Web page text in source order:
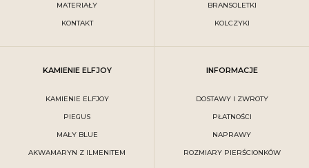
MATERIAŁY
KONTAKT
BRANSOLETKI
KOLCZYKI
KAMIENIE ELFJOY
KAMIENIE ELFJOY
PIEGUS
MAŁY BLUE
AKWAMARYN Z ILMENITEM
INFORMACJE
DOSTAWY I ZWROTY
PŁATNOŚCI
NAPRAWY
ROZMIARY PIERŚCIONKÓW